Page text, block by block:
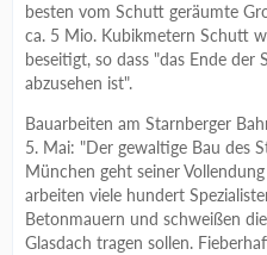
besten vom Schutt geräumte
ca. 5 Mio. Kubikmetern Schutt
beseitigt, so dass "das Ende der
abzusehen ist".
Bauarbeiten am Starnberger
5. Mai: "Der gewaltige Bau des
München geht seiner
arbeiten viele hundert
Betonmauern und schweißen
Glasdach tragen sollen.